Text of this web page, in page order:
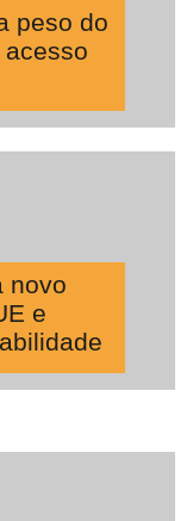
peso do
novo
e